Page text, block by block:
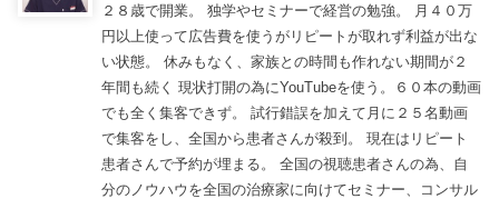
２８歳で開業。 独学やセミナーで経営の勉強。 月４０万
円以上使って広告費を使うがリピートが取れず利益が出な
い状態。 休みもなく、家族との時間も作れない期間が２
年間も続く 現状打開の為にYouTubeを使う。６０本の動画
でも全く集客できず。 試行錯誤を加えて月に２５名動画
で集客をし、全国から患者さんが殺到。 現在はリピート
患者さんで予約が埋まる。 全国の視聴患者さんの為、自
分のノウハウを全国の治療家に向けてセミナー、コンサル